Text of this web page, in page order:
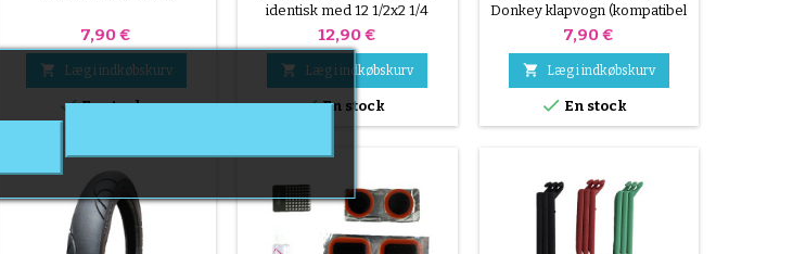
Pris
7,90 €
 Læg i indkøbskurv
En stock
identisk med 12 1/2x2 1/4
Bugaboo Frog
Pris
12,90 €
 Læg i indkøbskurv
En stock
Donkey klapvogn (kompatibel
størrelse 12x1.75-2.125)
Pris
7,90 €
 Læg i indkøbskurv
 En stock